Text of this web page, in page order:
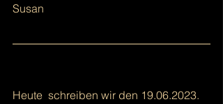
Susan
Heute  schreiben wir den 19.06.2023.